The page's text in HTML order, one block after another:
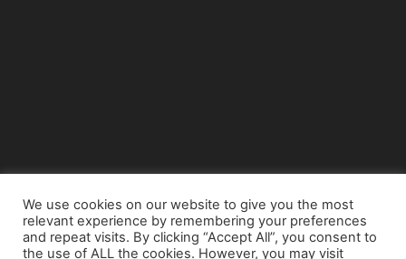
© Copyright 2015 - www.airnews.gr
We use cookies on our website to give you the most
relevant experience by remembering your preferences
and repeat visits. By clicking “Accept All”, you consent to
the use of ALL the cookies. However, you may visit